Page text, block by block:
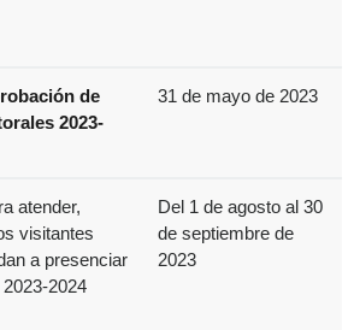
de
2023-
31 de mayo de 2023
atender,
visitantes
a presenciar
2024
Del 1 de agosto al 30
de septiembre de
2023